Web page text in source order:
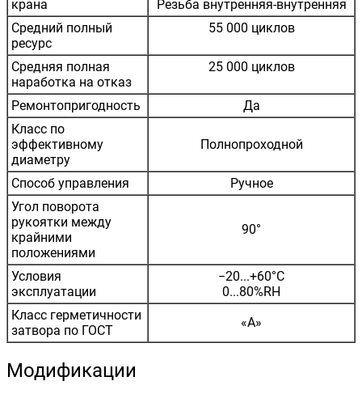
крана
Резьба внутренняя-внутренняя
Средний полный
ресурс
55 000 циклов
Средняя полная
наработка на отказ
25 000 циклов
Ремонтопригодность
Да
Класс по
эффективному
диаметру
Полнопроходной
Способ управления
Ручное
Угол поворота
рукоятки между
крайними
положениями
90°
Условия
эксплуатации
−20...+60°С
0...80%RH
Класс герметичности
затвора по ГОСТ
«А»
Модификации